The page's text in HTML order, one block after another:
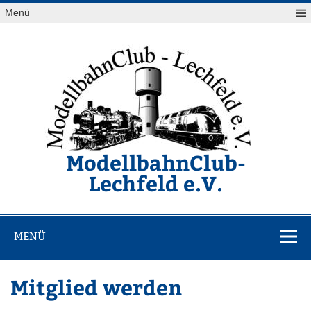
Zum
Inhalt
Menü
ModellbahnClub-
Lechfeld e.V.
MENÜ
Mitglied werden